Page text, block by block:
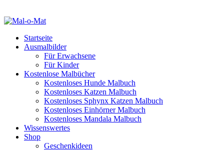
Startseite
Ausmalbilder
Für Erwachsene
Für Kinder
Kostenlose Malbücher
Kostenloses Hunde Malbuch
Kostenloses Katzen Malbuch
Kostenloses Sphynx Katzen Malbuch
Kostenloses Einhörner Malbuch
Kostenloses Mandala Malbuch
Wissenswertes
Shop
Geschenkideen